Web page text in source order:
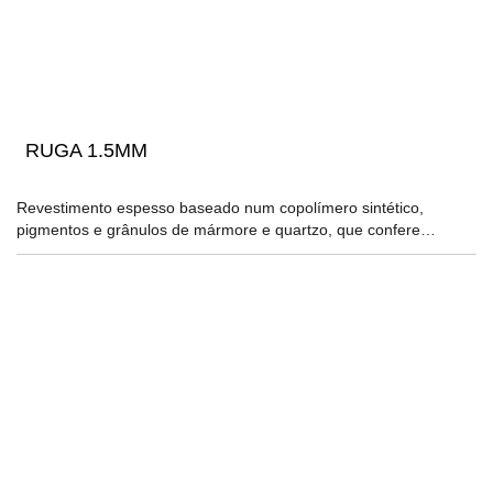
RUGA 1.5MM
Revestimento espesso baseado num copolímero sintético,
pigmentos e grânulos de mármore e quartzo, que confere…